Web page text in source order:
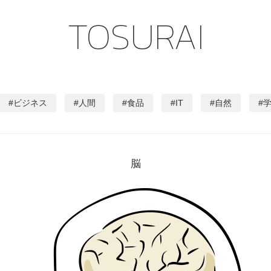
TOSURAI
ビジネス 人間 食品 IT 自然
脳